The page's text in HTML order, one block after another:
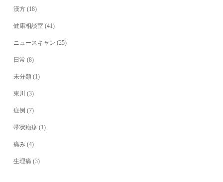
漢方 (18)
健康相談室 (41)
ニュースキャン (25)
日常 (8)
未分類 (1)
東川 (3)
症例 (7)
帯状疱疹 (1)
痛み (4)
生理痛 (3)